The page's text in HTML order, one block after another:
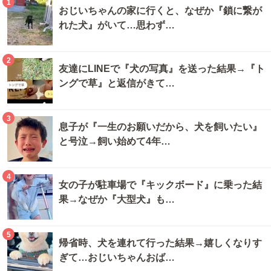
1
おじいちゃんの家に行くと、なぜか『鎖に繋が
れた犬』がいて…思わず…
2
友達にLINEで『犬の写真』を送った結果→『ト
ングで草』と返信がきて…
3
息子が『一生のお願いだから、犬を飼いたい』
と号泣→飼い始めて4年…
4
女の子が駐車場で『キックボード』に乗った結
果→なぜか『大型犬』も…
5
帰省時、犬を連れて行った結果→嬉しくなりす
ぎて…おじいちゃんおば…